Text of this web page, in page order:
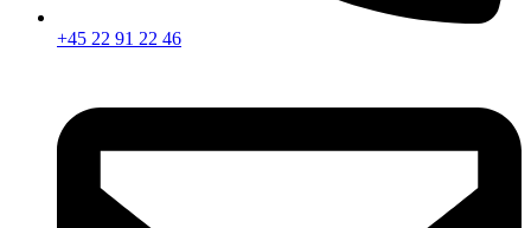
+45 22 91 22 46